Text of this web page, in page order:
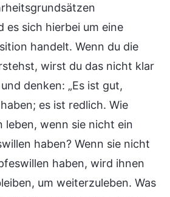
es sich hierbei um eine
handelt. Wenn du die
wirst du das nicht klar
denken: „Es ist gut,
es ist redlich. Wie
leben, wenn sie nicht ein
haben? Wenn sie nicht
haben, wird ihnen
um weiterzuleben. Was